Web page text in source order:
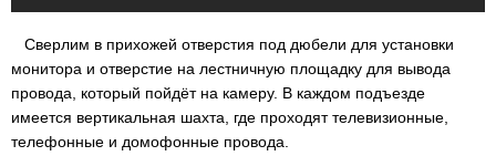
Сверлим в прихожей отверстия под дюбели для установки
монитора и отверстие на лестничную площадку для вывода
провода, который пойдёт на камеру. В каждом подъезде
имеется вертикальная шахта, где проходят телевизионные,
телефонные и домофонные провода.